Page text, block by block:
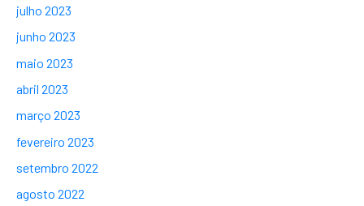
julho 2023
junho 2023
maio 2023
abril 2023
março 2023
fevereiro 2023
setembro 2022
agosto 2022